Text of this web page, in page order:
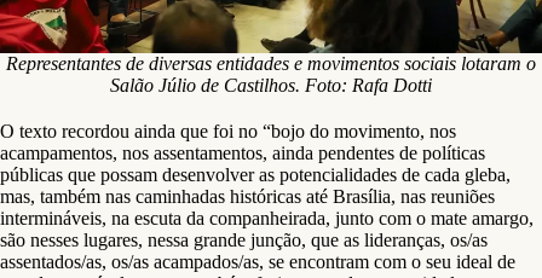
Representantes de diversas entidades e movimentos sociais lotaram o
Salão Júlio de Castilhos. Foto: Rafa Dotti
O texto recordou ainda que foi no “bojo do movimento, nos
acampamentos, nos assentamentos, ainda pendentes de políticas
públicas que possam desenvolver as potencialidades de cada gleba,
mas, também nas caminhadas históricas até Brasília, nas reuniões
intermináveis, na escuta da companheirada, junto com o mate amargo,
são nesses lugares, nessa grande junção, que as lideranças, os/as
assentados/as, os/as acampados/as, se encontram com o seu ideal de